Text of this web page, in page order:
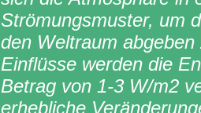
Strömungsmuster, um
den Weltraum
Einflüsse werden die
Betrag von 1-3 W/m2
erhebliche